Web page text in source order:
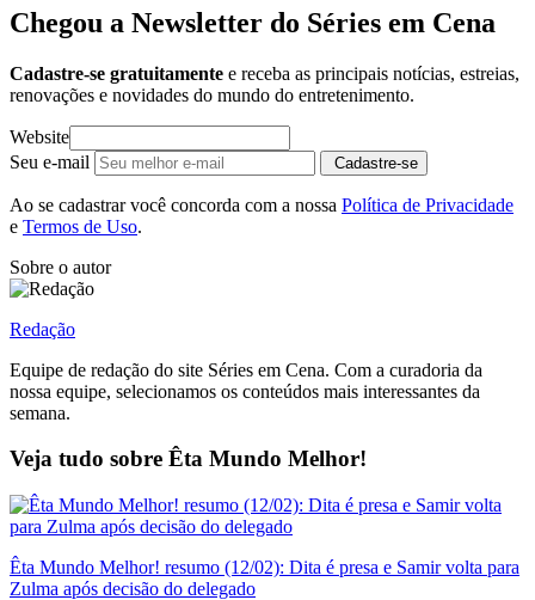
Chegou a Newsletter do Séries em Cena
Cadastre-se gratuitamente e receba as principais notícias, estreias,
renovações e novidades do mundo do entretenimento.
Website
Seu e-mail
Cadastre-se
Ao se cadastrar você concorda com a nossa Política de Privacidade
e Termos de Uso.
Sobre o autor
Redação
Equipe de redação do site Séries em Cena. Com a curadoria da
nossa equipe, selecionamos os conteúdos mais interessantes da
semana.
Veja tudo sobre Êta Mundo Melhor!
Êta Mundo Melhor! resumo (12/02): Dita é presa e Samir volta para
Zulma após decisão do delegado